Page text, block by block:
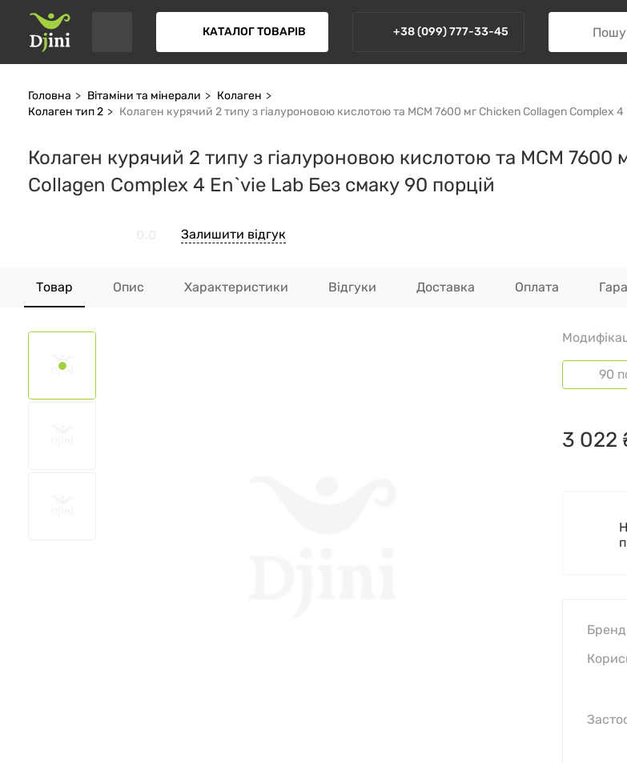
КАТАЛОГ ТОВАРІВ +38 (099) 777-33-45
Головна Вітаміни та мінерали
Колаген
Колаген тип 2
Колаген курячий 2 типу з гіалуроновою кислотою та МСМ 7600 мг Chicken Collagen Complex
Колаген курячий 2 типу з гіалуроновою кислотою та МСМ 7600
Collagen Complex 4 En`vie Lab Без смаку 90 порцій
Залишити відгук
Товар Опис Характеристики Відгуки Доставка Оплата
90
3 022
Бренд